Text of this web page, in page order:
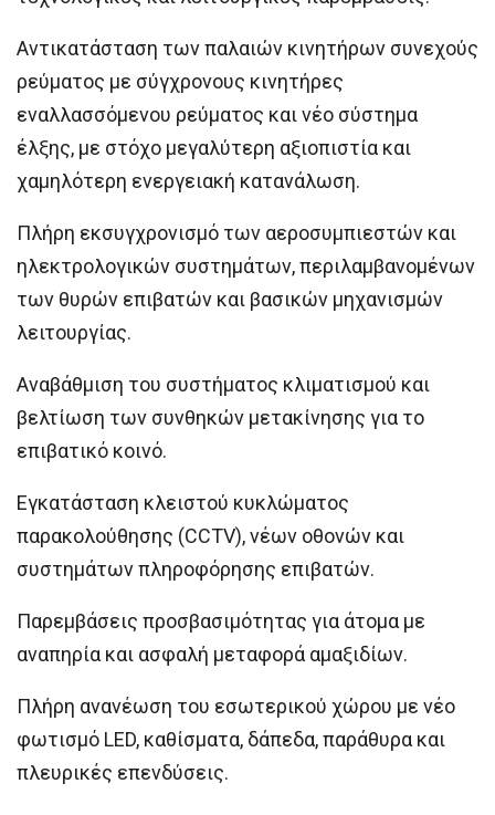
Αντικατάσταση των παλαιών κινητήρων συνεχούς
ρεύματος με σύγχρονους κινητήρες
εναλλασσόμενου ρεύματος και νέο σύστημα
έλξης, με στόχο μεγαλύτερη αξιοπιστία και
χαμηλότερη ενεργειακή κατανάλωση.
Πλήρη εκσυγχρονισμό των αεροσυμπιεστών και
ηλεκτρολογικών συστημάτων, περιλαμβανομένων
των θυρών επιβατών και βασικών μηχανισμών
λειτουργίας.
Αναβάθμιση του συστήματος κλιματισμού και
βελτίωση των συνθηκών μετακίνησης για το
επιβατικό κοινό.
Εγκατάσταση κλειστού κυκλώματος
παρακολούθησης (CCTV), νέων οθονών και
συστημάτων πληροφόρησης επιβατών.
Παρεμβάσεις προσβασιμότητας για άτομα με
αναπηρία και ασφαλή μεταφορά αμαξιδίων.
Πλήρη ανανέωση του εσωτερικού χώρου με νέο
φωτισμό LED, καθίσματα, δάπεδα, παράθυρα και
πλευρικές επενδύσεις.